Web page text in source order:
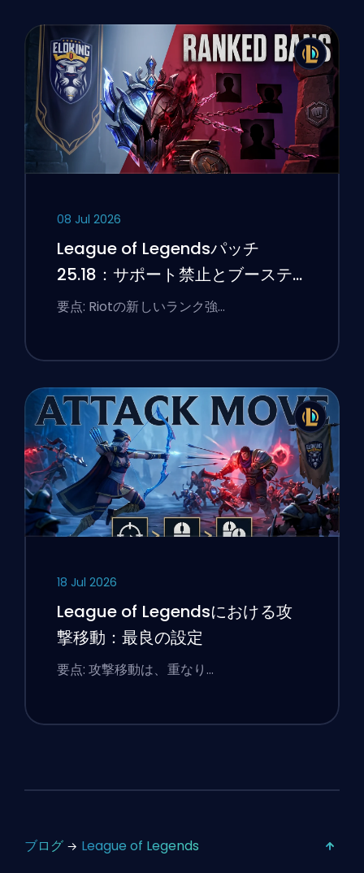
08 Jul 2026
League of Legendsパッチ
25.18：サポート禁止とブーステ
ィングのフラグ
要点: Riotの新しいランク強…
18 Jul 2026
League of Legendsにおける攻
撃移動：最良の設定
要点: 攻撃移動は、重なり…
ブログ League of Legends